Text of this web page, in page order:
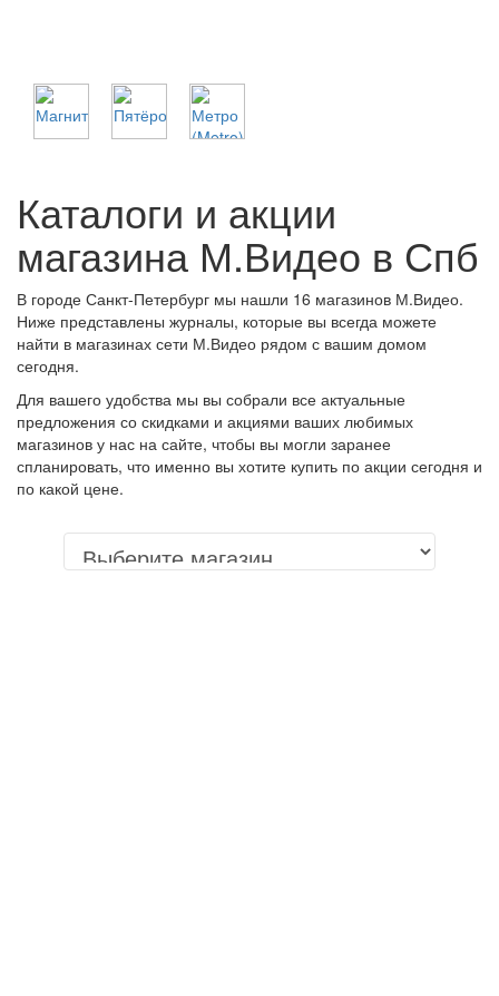
Каталоги и акции
магазина М.Видео в Спб
В городе Санкт-Петербург мы нашли 16 магазинов М.Видео.
Ниже представлены журналы, которые вы всегда можете
найти в магазинах сети М.Видео рядом с вашим домом
сегодня.
Для вашего удобства мы вы собрали все актуальные
предложения со скидками и акциями ваших любимых
магазинов у нас на сайте, чтобы вы могли заранее
спланировать, что именно вы хотите купить по акции сегодня и
по какой цене.